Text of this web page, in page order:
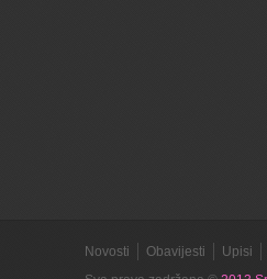
Novosti Obavijesti Upisi